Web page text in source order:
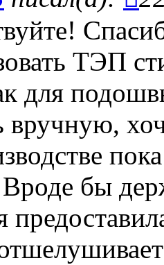
ТЭП
для
вручную,
Вроде бы